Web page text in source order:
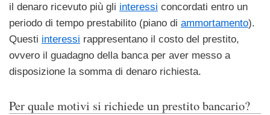
il denaro ricevuto più gli interessi concordati entro un
periodo di tempo prestabilito (piano di ammortamento).
Questi interessi rappresentano il costo del prestito,
ovvero il guadagno della banca per aver messo a
disposizione la somma di denaro richiesta.
Per quale motivi si richiede un prestito bancario?